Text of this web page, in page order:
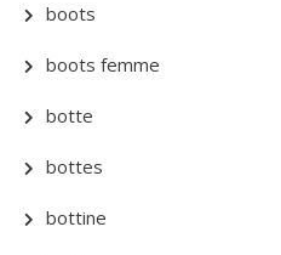
boots
boots femme
botte
bottes
bottine